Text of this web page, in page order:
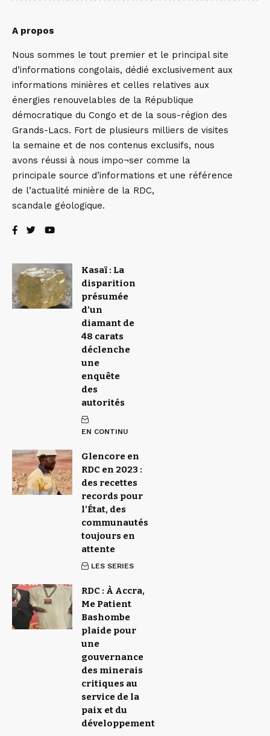
A propos
Nous sommes le tout premier et le principal site
d’informations congolais, dédié exclusivement aux
informations minières et celles relatives aux
énergies renouvelables de la République
démocratique du Congo et de la sous-région des
Grands-Lacs. Fort de plusieurs milliers de visites
la semaine et de nos contenus exclusifs, nous
avons réussi à nous impo¬ser comme la
principale source d’informations et une référence
de l’actualité minière de la RDC,
scandale géologique.
Kasaï : La
disparition
présumée
d’un
diamant de
48 carats
déclenche
une
enquête
des
autorités
EN CONTINU
Glencore en
RDC en 2023 :
des recettes
records pour
l’État, des
communautés
toujours en
attente
LES SERIES
RDC : À Accra,
Me Patient
Bashombe
plaide pour
une
gouvernance
des minerais
critiques au
service de la
paix et du
développement